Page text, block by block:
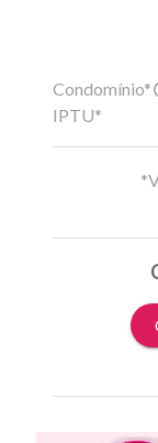
Condomínio*
IPTU*